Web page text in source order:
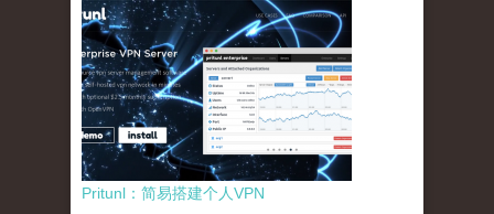
Pritunl：简易搭建个人VPN